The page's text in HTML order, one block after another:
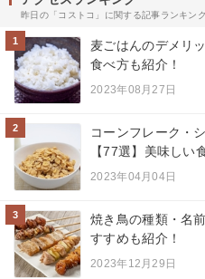
昨日の「コストコ」に関する記事ランキン
1
麦ごはんのデメリ
食べ方も紹介！
2023年08月27日
2
コーンフレーク・
【77選】美味しい
2023年04月04日
3
焼き鳥の種類・名
すすめも紹介！
2023年12月29日